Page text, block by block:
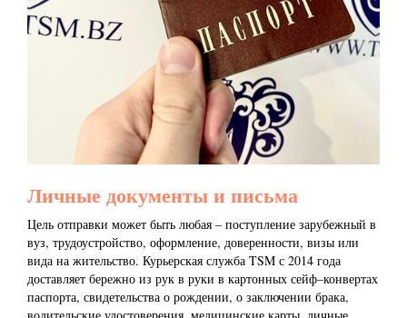
Личные документы и письма
Цель отправки может быть любая – поступление зарубежный в
вуз, трудоустройство, оформление, доверенности, визы или
вида на жительство. Курьерская служба TSM с 2014 года
доставляет бережно из рук в руки в картонных сейф–конвертах
паспорта, свидетельства о рождении, о заключении брака,